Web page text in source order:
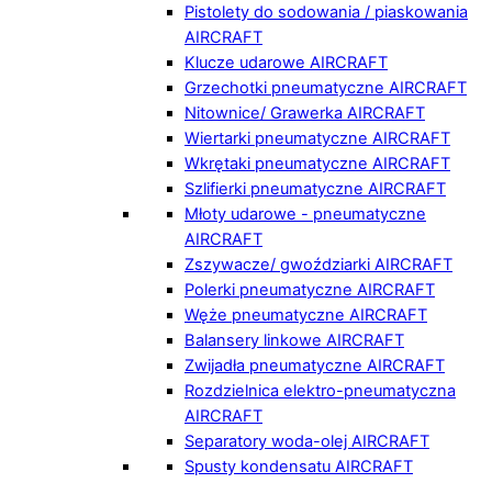
Pistolety do sodowania / piaskowania
AIRCRAFT
Klucze udarowe AIRCRAFT
Grzechotki pneumatyczne AIRCRAFT
Nitownice/ Grawerka AIRCRAFT
Wiertarki pneumatyczne AIRCRAFT
Wkrętaki pneumatyczne AIRCRAFT
Szlifierki pneumatyczne AIRCRAFT
Młoty udarowe - pneumatyczne
AIRCRAFT
Zszywacze/ gwoździarki AIRCRAFT
Polerki pneumatyczne AIRCRAFT
Węże pneumatyczne AIRCRAFT
Balansery linkowe AIRCRAFT
Zwijadła pneumatyczne AIRCRAFT
Rozdzielnica elektro-pneumatyczna
AIRCRAFT
Separatory woda-olej AIRCRAFT
Spusty kondensatu AIRCRAFT